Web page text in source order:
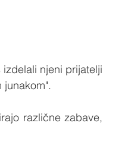
njeni prijatelji
različne zabave,